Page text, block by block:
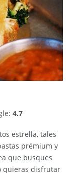
4.7
estrella, tales
prémium y
que busques
quieras disfrutar